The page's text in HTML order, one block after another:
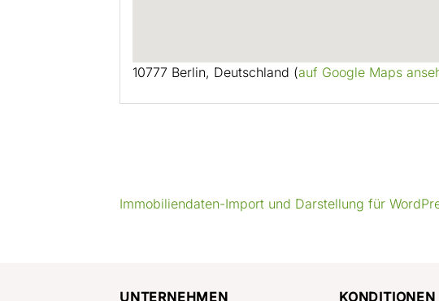
10777 Berlin, Deutschland (auf Google Maps
Immobiliendaten-Import und Darstellung für
UNTERNEHMEN KONDITIONEN